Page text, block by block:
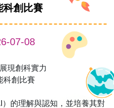
科創比賽
07-08
現創科實力
科創比賽
的理解與認知，並培養其對